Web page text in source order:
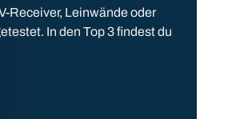
Receiver, Leinwände oder
In den Top 3 findest du